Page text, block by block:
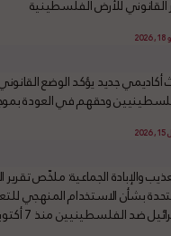
القانوني للأرض الفلسطينية
أكاديمي جديد يؤكد الوضع
وحقهم في العودة
والإبادة الجماعية: ملخّص تقرير
بشأن الاستخدام المنهجي
ضد الفلسطينيين منذ 7 أكتوبر 2023